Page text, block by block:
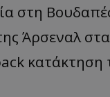
στη
Άρσεναλ
κατάκτηση